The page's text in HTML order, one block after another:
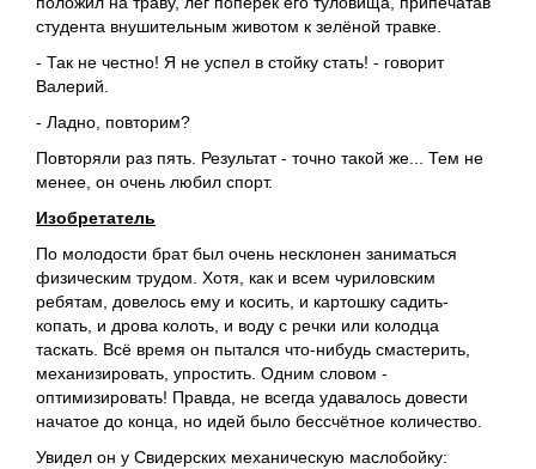
студента внушительным животом к зелёной травке.
- Так не честно! Я не успел в стойку стать! - говорит
Валерий.
- Ладно, повторим?
Повторяли раз пять. Результат - точно такой же... Тем не
менее, он очень любил спорт.
Изобретатель
По молодости брат был очень несклонен заниматься
физическим трудом. Хотя, как и всем чуриловским
ребятам, довелось ему и косить, и картошку садить-
копать, и дрова колоть, и воду с речки или колодца
таскать. Всё время он пытался что-нибудь смастерить,
механизировать, упростить. Одним словом -
оптимизировать! Правда, не всегда удавалось довести
начатое до конца, но идей было бессчётное количество.
Увидел он у Свидерских механическую маслобойку: